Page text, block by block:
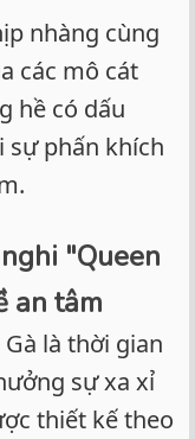
nhàng cùng
các mô cát
hề có dấu
sự phấn khích
"Queen
an tâm
là thời gian
sự xa xỉ
thiết kế theo